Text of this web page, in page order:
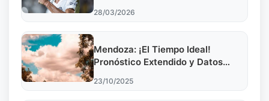
28/03/2026
Mendoza: ¡El Tiempo Ideal!
Pronóstico Extendido y Datos
23/10/2025